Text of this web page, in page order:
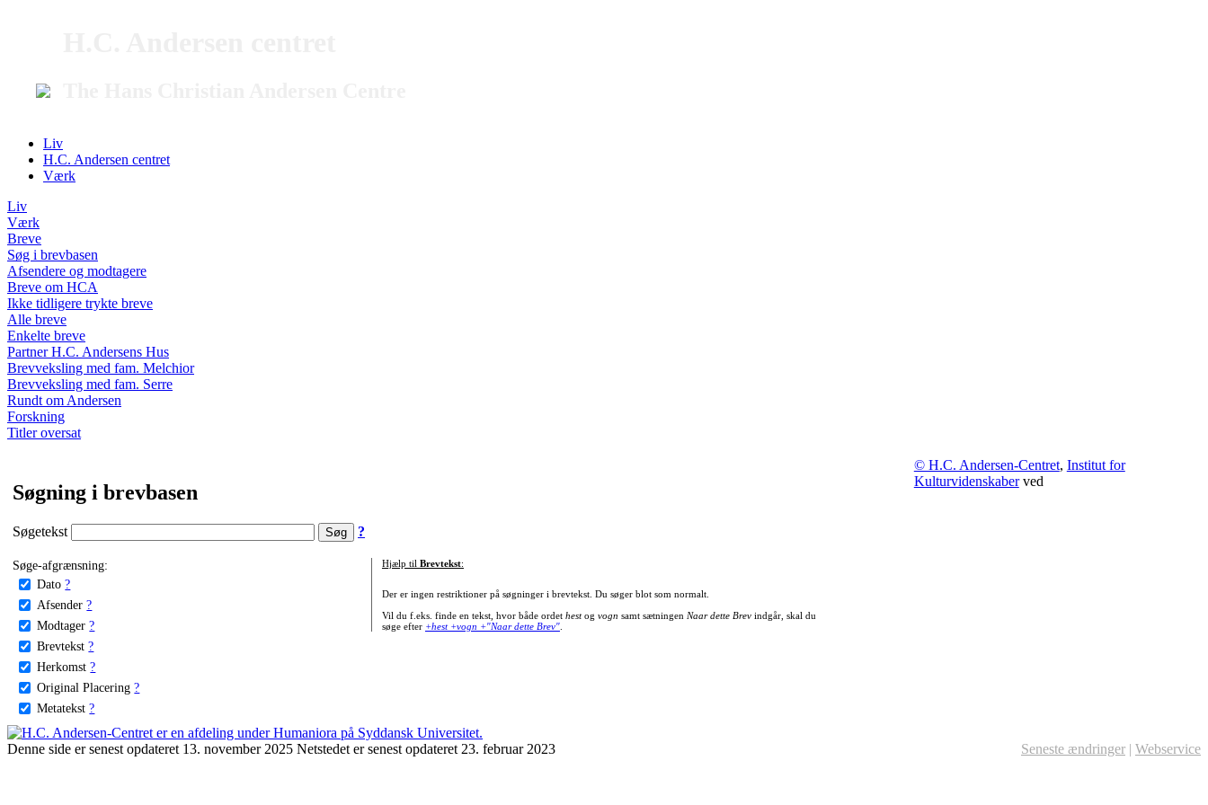
Liv
H.C. Andersen centret
Værk
Liv
Værk
Breve
Søg i brevbasen
Afsendere og modtagere
Breve om HCA
Ikke tidligere trykte breve
Alle breve
Enkelte breve
Partner H.C. Andersens Hus
Brevveksling med fam. Melchior
Brevveksling med fam. Serre
Rundt om Andersen
Forskning
Titler oversat
Søgning i brevbasen
Søgetekst ?
Søge-afgrænsning:
Dato ?
Afsender ?
Modtager ?
Brevtekst ?
Herkomst ?
Original Placering ?
Metatekst ?
Hjælp til Brevtekst:
Der er ingen restriktioner på søgninger i brevtekst. Du søger blot som normalt.
Vil du f.eks. finde en tekst, hvor både ordet hestog vogn samt sætningen Naar dette Brevindgår, skal du
søge efter +hest +vogn +"Naar dette Brev".
© H.C. Andersen-Centret, Institut for
Kulturvidenskaberved
Denne side er senest opdateret 13. november 2025 Netstedet er senest opdateret 23. februar 2023 Seneste ændringer | Webservice